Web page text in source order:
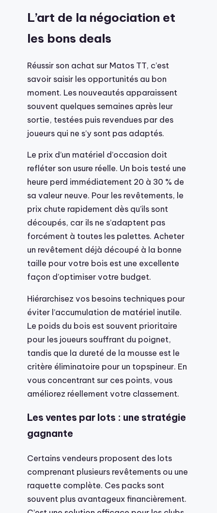
L’art de la négociation et
les bons deals
Réussir son achat sur Matos TT, c’est
savoir saisir les opportunités au bon
moment. Les nouveautés apparaissent
souvent quelques semaines après leur
sortie, testées puis revendues par des
joueurs qui ne s’y sont pas adaptés.
Le prix d’un matériel d’occasion doit
refléter son usure réelle. Un bois testé une
heure perd immédiatement 20 à 30 % de
sa valeur neuve. Pour les revêtements, le
prix chute rapidement dès qu’ils sont
découpés, car ils ne s’adaptent pas
forcément à toutes les palettes. Acheter
un revêtement déjà découpé à la bonne
taille pour votre bois est une excellente
façon d’optimiser votre budget.
Hiérarchisez vos besoins techniques pour
éviter l’accumulation de matériel inutile.
Le poids du bois est souvent prioritaire
pour les joueurs souffrant du poignet,
tandis que la dureté de la mousse est le
critère éliminatoire pour un topspineur. En
vous concentrant sur ces points, vous
améliorez réellement votre classement.
Les ventes par lots : une stratégie
gagnante
Certains vendeurs proposent des lots
comprenant plusieurs revêtements ou une
raquette complète. Ces packs sont
souvent plus avantageux financièrement.